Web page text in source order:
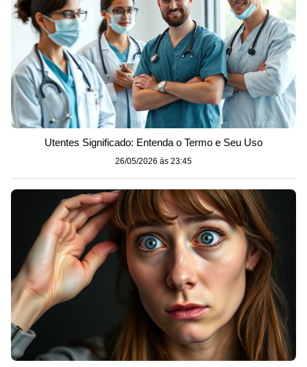
Utentes Significado: Entenda o Termo e Seu Uso
26/05/2026 às 23:45